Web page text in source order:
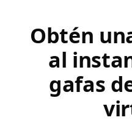
Obtén
al
gafas